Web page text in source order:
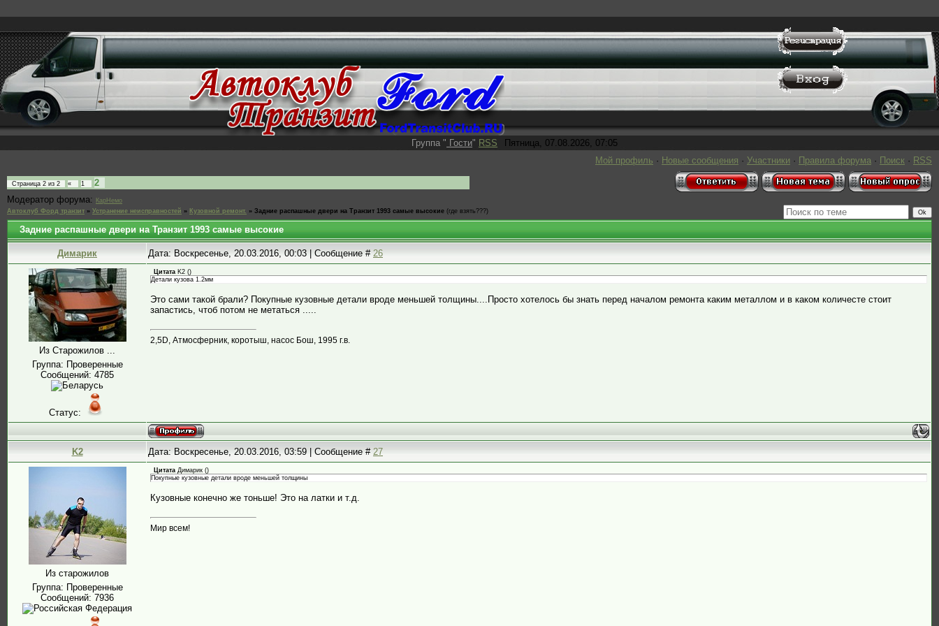
Группа " Гости" RSS
Пятница, 07.08.2026, 07:05
Мой профиль · Новые сообщения · Участники · Правила форума · Поиск · RSS
Страница 2 из 2 « 1
2
Модератор форума:
КарНемо
Автоклуб Форд транзит » Устранение неисправностей » Кузовной ремонт. » Задние распашные двери на Транзит 1993 самые высокие (где взять???)
Задние распашные двери на Транзит 1993 самые высокие
Димарик Дата: Воскресенье, 20.03.2016, 00:03 | Сообщение #26
Из Старожилов ...
Группа: Проверенные
Сообщений: 4785
Статус:
Цитата K2 ()
Детали кузова 1.2мм
Это сами такой брали? Покупные кузовные детали вроде меньшей толщины....Просто хотелось бы знать перед началом ремонта каким металлом и в каком количесте стоит
запастись, чтоб потом не метаться .....
2,5D, Атмосферник, коротыш, насос Бош, 1995 г.в.
K2 Дата: Воскресенье, 20.03.2016, 03:59 | Сообщение #27
Из старожилов
Группа: Проверенные
Сообщений: 7936
Цитата Димарик ()
Покупные кузовные детали вроде меньшей толщины
Кузовные конечно же тоньше! Это на латки и т.д.
Мир всем!